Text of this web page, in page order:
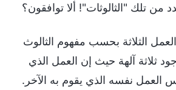
تلك "الثالوثات"! ألا توافقون؟
الثلاثة بحسب مفهوم الثالوث
ثلاثة آلهة حيث إن العمل الذي
العمل نفسه الذي يقوم به الآخر.